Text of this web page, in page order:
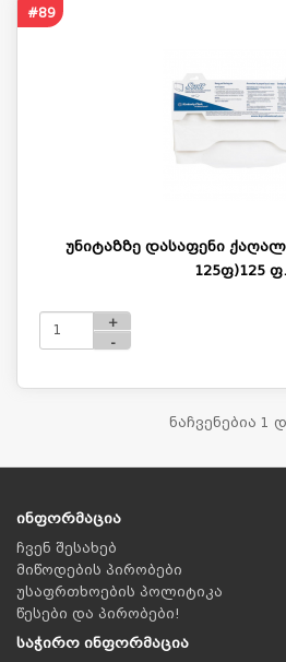
#89
უნიტაზზე დასაფენი
125ფ)125
+
-
ნაჩვენებია 1
ინფორმაცია
ჩვენ შესახებ
მიწოდების პირობები
უსაფრთხოების პოლიტიკა
წესები და პირობები!
საჭირო ინფორმაცია